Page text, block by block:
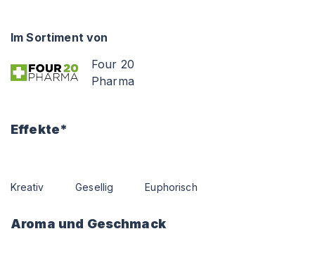
Im Sortiment von
Four 20
Pharma
Effekte*
Kreativ Gesellig Euphorisch
Aroma und Geschmack